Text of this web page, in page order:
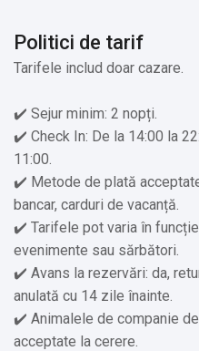
✔️ Peștera Dâmbovicioara,
✔️ Coș pentru animale de
✔️ Aparat pentru prepararea
✔️ Etaje superioare
Alte servicii oferite
✔️ Animalele de companie
Politici de tarif
Tarifele includ doar cazare.
✔️ Sejur minim: 2 nopți.
✔️ Check In: De la 14:00 la
11:00.
✔️ Metode de plată
bancar, carduri de vacanță.
✔️ Tarifele pot varia în
evenimente sau sărbători.
✔️ Avans la rezervări: da,
anulată cu 14 zile înainte.
✔️ Animalele de companie
acceptate la cerere.